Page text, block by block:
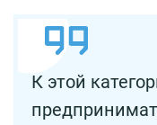
К этой